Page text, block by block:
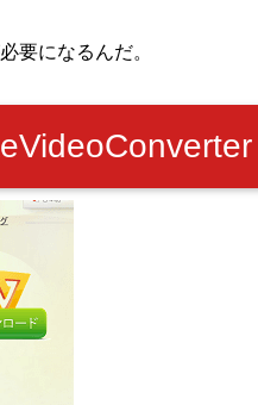
要になるんだ。